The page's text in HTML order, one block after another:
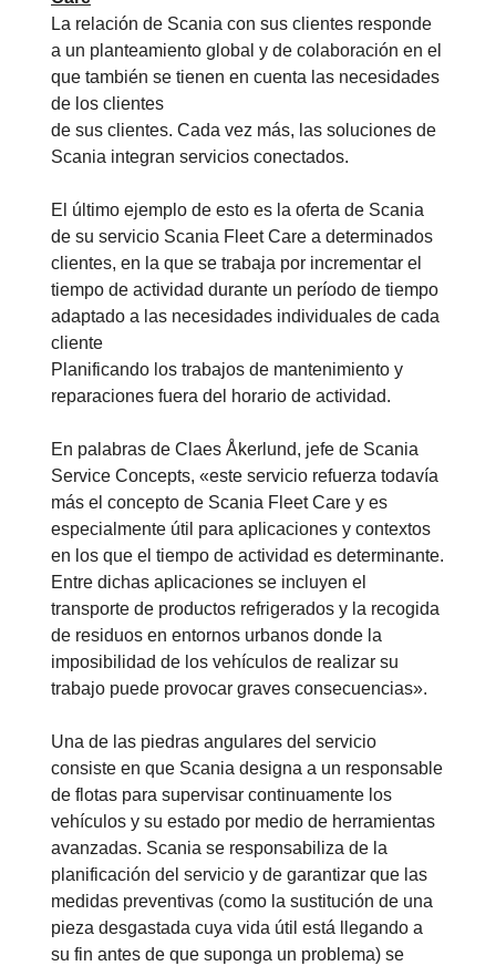
La relación de Scania con sus clientes responde
a un planteamiento global y de colaboración en el
que también se tienen en cuenta las necesidades
de los clientes
de sus clientes. Cada vez más, las soluciones de
Scania integran servicios conectados.
El último ejemplo de esto es la oferta de Scania
de su servicio Scania Fleet Care a determinados
clientes, en la que se trabaja por incrementar el
tiempo de actividad durante un período de tiempo
adaptado a las necesidades individuales de cada
cliente
Planificando los trabajos de mantenimiento y
reparaciones fuera del horario de actividad.
En palabras de Claes Åkerlund, jefe de Scania
Service Concepts, «este servicio refuerza todavía
más el concepto de Scania Fleet Care y es
especialmente útil para aplicaciones y contextos
en los que el tiempo de actividad es determinante.
Entre dichas aplicaciones se incluyen el
transporte de productos refrigerados y la recogida
de residuos en entornos urbanos donde la
imposibilidad de los vehículos de realizar su
trabajo puede provocar graves consecuencias».
Una de las piedras angulares del servicio
consiste en que Scania designa a un responsable
de flotas para supervisar continuamente los
vehículos y su estado por medio de herramientas
avanzadas. Scania se responsabiliza de la
planificación del servicio y de garantizar que las
medidas preventivas (como la sustitución de una
pieza desgastada cuya vida útil está llegando a
su fin antes de que suponga un problema) se